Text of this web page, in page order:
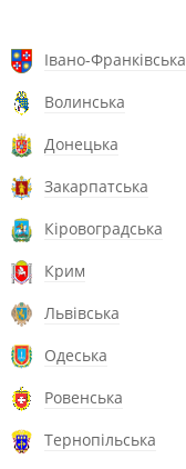
Івано-Франківська
Волинська
Донецька
Закарпатська
Кіровоградська
Крим
Львівська
Одеська
Ровенська
Тернопільська